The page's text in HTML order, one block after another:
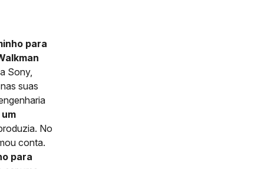
para
Sony,
nas suas
No
conta.
para